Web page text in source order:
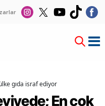
gıda israf ediyor
En çok